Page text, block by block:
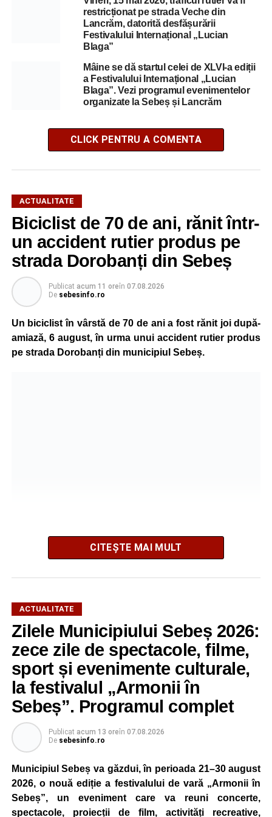
restricționat pe strada Veche din
Lancrăm, datorită desfășurării
Festivalului Internațional „Lucian
Blaga”
Mâine se dă startul celei de XLVI-a ediții
a Festivalului Internațional „Lucian
Blaga”. Vezi programul evenimentelor
organizate la Sebeș și Lancrăm
CLICK PENTRU A COMENTA
ACTUALITATE
Biciclist de 70 de ani, rănit într-
un accident rutier produs pe
strada Dorobanți din Sebeș
Publicat acum 11 oreîn 07.08.2026
De sebesinfo.ro
Un biciclist în vârstă de 70 de ani a fost rănit joi după-
amiază, 6 august, în urma unui accident rutier produs
pe strada Dorobanți din municipiul Sebeș.
Potrivit informațiilor transmise de polițiști, în jurul orei
În urma impactului, bărbatul a fost proiectat în două
autoturisme parcate regulamentar pe marginea drumului.
Victima a suferit leziuni și a fost transportată la spital
pentru investigații și îngrijiri medicale.
Atât conducătorul auto, cât și biciclistul au fost testați cu
aparatul etilotest, rezultatele fiind negative.
Polițiștii au deschis un dosar penal și continuă cercetările
pentru vătămare corporală din culpă, urmând să
stabilească toate împrejurările în care s-a produs
accidentul.
CITEȘTE MAI MULT
ACTUALITATE
Zilele Municipiului Sebeș 2026:
zece zile de spectacole, filme,
sport și evenimente culturale,
la festivalul „Armonii în
Sebeș”. Programul complet
Publicat acum 13 oreîn 07.08.2026
De sebesinfo.ro
Municipiul Sebeș va găzdui, în perioada 21–30 august
2026, o nouă ediție a festivalului de vară „Armonii în
Sebeș”, un eveniment care va reuni concerte,
spectacole, proiecții de film, activități recreative,